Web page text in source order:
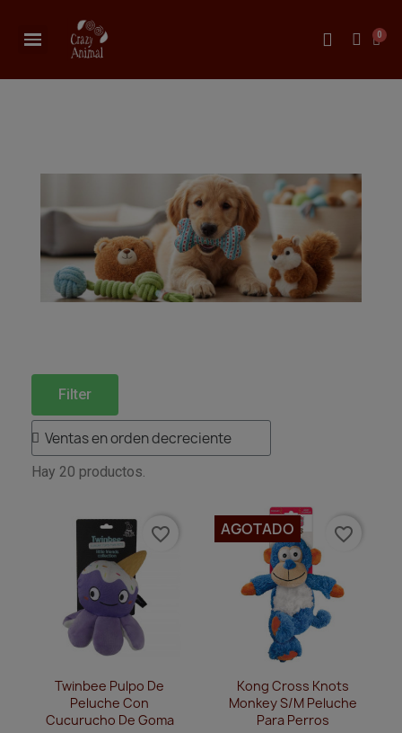
Hay 20 productos.
Filter
Vista rápida
Twinbee Pulpo De
Peluche Con
Cucurucho De Goma
favorite_border
Vista rápida
Kong Cross Knots
Monkey S/M Peluche
Para Perros
AGOTADO favorite_border